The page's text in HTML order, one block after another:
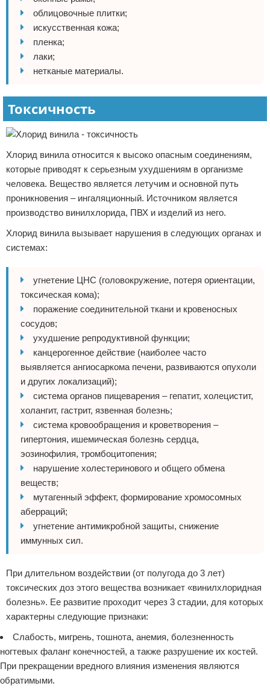
облицовочные плитки;
искусственная кожа;
пленка;
лаки;
нетканые материалы.
Токсичность
Хлорид винила относится к высоко опасным соединениям,
которые приводят к серьезным ухудшениям в организме
человека. Вещество является летучим и основной путь
проникновения – ингаляционный. Источником является
производство винилхлорида, ПВХ и изделий из него.
Хлорид винила вызывает нарушения в следующих органах и
системах:
угнетение ЦНС (головокружение, потеря ориентации,
токсическая кома);
поражение соединительной ткани и кровеносных
сосудов;
ухудшение репродуктивной функции;
канцерогенное действие (наиболее часто
выявляется ангиосаркома печени, развиваются опухоли
и других локализаций);
система органов пищеварения – гепатит, холецистит,
холангит, гастрит, язвенная болезнь;
система кровообращения и кроветворения –
гипертония, ишемическая болезнь сердца,
эозинофилия, тромбоцитопения;
нарушение холестеринового и общего обмена
веществ;
мутагенный эффект, формирование хромосомных
аберраций;
угнетение антимикробной защиты, снижение
иммунных сил.
При длительном воздействии (от полугода до 3 лет)
токсических доз этого вещества возникает «винилхлоридная
болезнь». Ее развитие проходит через 3 стадии, для которых
характерны следующие признаки:
Слабость, мигрень, тошнота, анемия, болезненность
ногтевых фаланг конечностей, а также разрушение их костей.
При прекращении вредного влияния изменения являются
обратимыми.